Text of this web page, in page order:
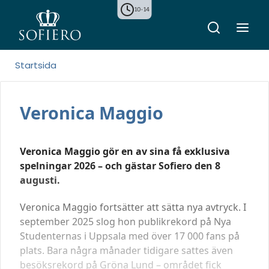
10-14
Startsida
Veronica Maggio
Veronica Maggio gör en av sina få exklusiva
spelningar 2026 – och gästar Sofiero den 8
augusti.
Veronica Maggio fortsätter att sätta nya avtryck. I
september 2025 slog hon publikrekord på Nya
Studenternas i Uppsala med över 17 000 fans på
plats. Bara några månader tidigare sattes även
besöksrekord på Gröna Lund – området fick